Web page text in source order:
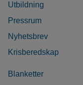
Utbildning
Pressrum
Nyhetsbrev
Krisberedskap
Blanketter